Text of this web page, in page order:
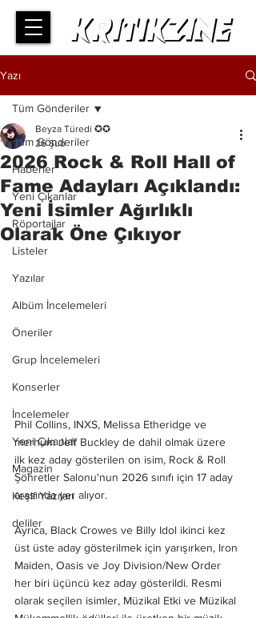
Yazı
Tüm Gönderiler
Haberler
Yeni Çıkanlar
Röportajlar
Listeler
Yazılar
Albüm İncelemeleri
Öneriler
Grup İncelemeleri
Konserler
İncelemeler
Yeni Çıkanlar
Magazin
Keşif Yazıları
deliler
Tüm Gönderiler
2026 Rock & Roll Hall of
Fame Adayları Açıklandı:
Yeni İsimler Ağırlıklı
Olarak Öne Çıkıyor
Beyza Türedi ✪✪
26 Şub
Phil Collins, INXS, Melissa Etheridge ve
merhum Jeff Buckley de dahil olmak üzere
ilk kez aday gösterilen on isim, Rock & Roll
Şöhretler Salonu'nun 2026 sınıfı için 17 aday
arasında yer alıyor.
Ayrıca, Black Crowes ve Billy Idol ikinci kez
üst üste aday gösterilmek için yarışırken, Iron
Maiden, Oasis ve Joy Division/New Order
her biri üçüncü kez aday gösterildi. Resmi
olarak seçilen isimler, Müzikal Etki ve Müzikal